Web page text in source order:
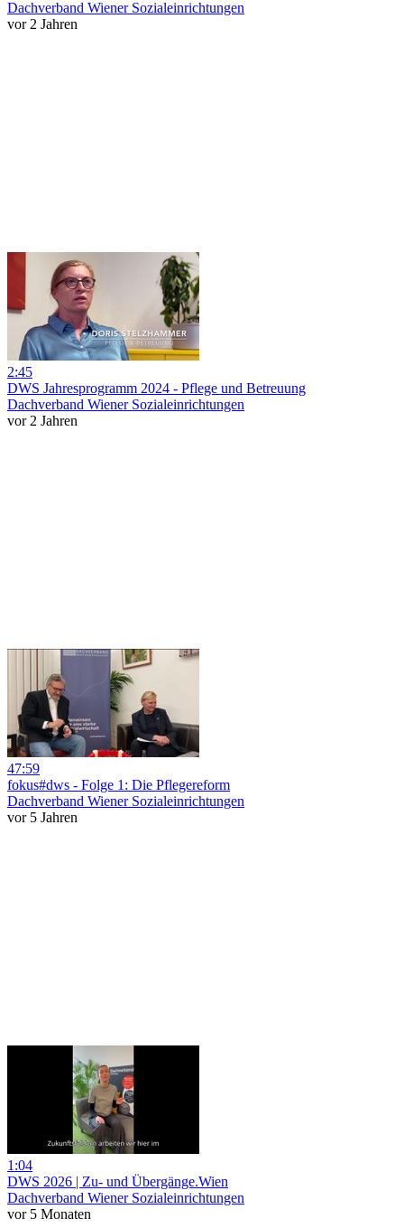
Dachverband Wiener Sozialeinrichtungen
vor 2 Jahren
2:45
DWS Jahresprogramm 2024 - Pflege und Betreuung
Dachverband Wiener Sozialeinrichtungen
vor 2 Jahren
47:59
fokus#dws - Folge 1: Die Pflegereform
Dachverband Wiener Sozialeinrichtungen
vor 5 Jahren
1:04
DWS 2026 | Zu- und Übergänge.Wien
Dachverband Wiener Sozialeinrichtungen
vor 5 Monaten